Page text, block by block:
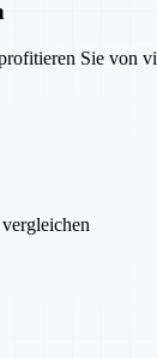
Sie von